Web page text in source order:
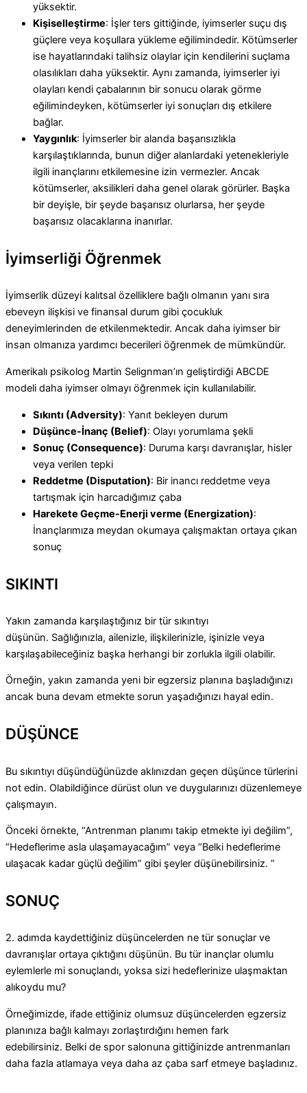
yüksektir.
Kişiselleştirme: İşler ters gittiğinde, iyimserler suçu dış
güçlere veya koşullara yükleme eğilimindedir. Kötümserler
ise hayatlarındaki talihsiz olaylar için kendilerini suçlama
olasılıkları daha yüksektir. Aynı zamanda, iyimserler iyi
olayları kendi çabalarının bir sonucu olarak görme
eğilimindeyken, kötümserler iyi sonuçları dış etkilere
bağlar.
Yaygınlık: İyimserler bir alanda başarısızlıkla
karşılaştıklarında, bunun diğer alanlardaki yetenekleriyle
ilgili inançlarını etkilemesine izin vermezler. Ancak
kötümserler, aksilikleri daha genel olarak görürler. Başka
bir deyişle, bir şeyde başarısız olurlarsa, her şeyde
başarısız olacaklarına inanırlar.
İyimserliği Öğrenmek
İyimserlik düzeyi kalıtsal özelliklere bağlı olmanın yanı sıra
ebeveyn ilişkisi ve finansal durum gibi çocukluk
deneyimlerinden de etkilenmektedir. Ancak daha iyimser bir
insan olmanıza yardımcı becerileri öğrenmek de mümkündür.
Amerikalı psikolog Martin Selignman’ın geliştirdiği ABCDE
modeli daha iyimser olmayı öğrenmek için kullanılabilir.
Sıkıntı (Adversity): Yanıt bekleyen durum
Düşünce-İnanç (Belief): Olayı yorumlama şekli
Sonuç (Consequence): Duruma karşı davranışlar, hisler
veya verilen tepki
Reddetme (Disputation): Bir inancı reddetme veya
tartışmak için harcadığımız çaba
Harekete Geçme-Enerji verme (Energization):
İnançlarımıza meydan okumaya çalışmaktan ortaya çıkan
sonuç
SIKINTI
Yakın zamanda karşılaştığınız bir tür sıkıntıyı
düşünün. Sağlığınızla, ailenizle, ilişkilerinizle, işinizle veya
karşılaşabileceğiniz başka herhangi bir zorlukla ilgili olabilir.
Örneğin, yakın zamanda yeni bir egzersiz planına başladığınızı
ancak buna devam etmekte sorun yaşadığınızı hayal edin.
DÜŞÜNCE
Bu sıkıntıyı düşündüğünüzde aklınızdan geçen düşünce türlerini
not edin. Olabildiğince dürüst olun ve duygularınızı düzenlemeye
çalışmayın.
Önceki örnekte, “Antrenman planımı takip etmekte iyi değilim”,
“Hedeflerime asla ulaşamayacağım” veya “Belki hedeflerime
ulaşacak kadar güçlü değilim” gibi şeyler düşünebilirsiniz. “
SONUÇ
2. adımda kaydettiğiniz düşüncelerden ne tür sonuçlar ve
davranışlar ortaya çıktığını düşünün. Bu tür inançlar olumlu
eylemlerle mi sonuçlandı, yoksa sizi hedeflerinize ulaşmaktan
alıkoydu mu?
Örneğimizde, ifade ettiğiniz olumsuz düşüncelerden egzersiz
planınıza bağlı kalmayı zorlaştırdığını hemen fark
edebilirsiniz. Belki de spor salonuna gittiğinizde antrenmanları
daha fazla atlamaya veya daha az çaba sarf etmeye başladınız.